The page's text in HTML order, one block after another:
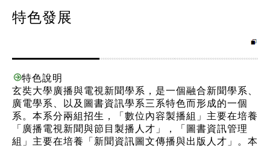
特色發展
特色說明
玄奘大學廣播與電視新聞學系，是一個融合新聞學系、
廣電學系、以及圖書資訊學系三系特色而形成的一個
系。本系分兩組招生，「數位內容製播組」主要在培養
「廣播電視新聞與節目製播人才」，「圖書資訊管理
組」主要在培養「新聞資訊圖文傳播與出版人才」。本